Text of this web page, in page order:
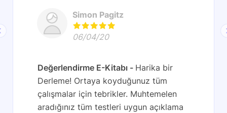
Simon Pagitz
06/04/20
Değerlendirme E-Kitabı
Harika bir
Derleme! Ortaya koyduğunuz tüm
çalışmalar için tebrikler. Muhtemelen
aradığınız tüm testleri uygun açıklama